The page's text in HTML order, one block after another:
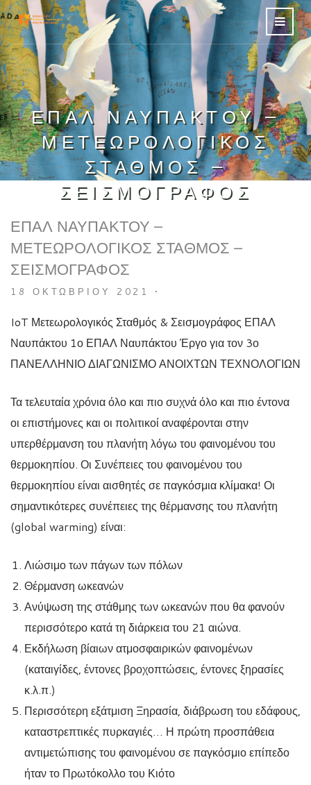
ΕΠΑΛ ΝΑΥΠΑΚΤΟΥ –
ΜΕΤΕΩΡΟΛΟΓΙΚΟΣ
ΣΤΑΘΜΟΣ –
ΣΕΙΣΜΟΓΡΑΦΟΣ
ΕΠΑΛ ΝΑΥΠΑΚΤΟΥ –
ΜΕΤΕΩΡΟΛΟΓΙΚΟΣ ΣΤΑΘΜΟΣ –
ΣΕΙΣΜΟΓΡΑΦΟΣ
18 ΟΚΤΩΒΡΊΟΥ 2021 •
IoT Μετεωρολογικός Σταθμός & Σεισμογράφος ΕΠΑΛ
Ναυπάκτου 1ο ΕΠΑΛ Ναυπάκτου Έργο για τον 3ο
ΠΑΝΕΛΛΗΝΙΟ ΔΙΑΓΩΝΙΣΜΟ ΑΝΟΙΧΤΩΝ ΤΕΧΝΟΛΟΓΙΩΝ
Τα τελευταία χρόνια όλο και πιο συχνά όλο και πιο έντονα
οι επιστήμονες και οι πολιτικοί αναφέρονται στην
υπερθέρμανση του πλανήτη λόγω του φαινομένου του
θερμοκηπίου. Οι Συνέπειες του φαινομένου του
θερμοκηπίου είναι αισθητές σε παγκόσμια κλίμακα! Οι
σημαντικότερες συνέπειες της θέρμανσης του πλανήτη
(global warming) είναι:
Λιώσιμο των πάγων των πόλων
Θέρμανση ωκεανών
Ανύψωση της στάθμης των ωκεανών που θα φανούν
περισσότερο κατά τη διάρκεια του 21 αιώνα.
Εκδήλωση βίαιων ατμοσφαιρικών φαινομένων
(καταιγίδες, έντονες βροχοπτώσεις, έντονες ξηρασίες
κ.λ.π.)
Περισσότερη εξάτμιση Ξηρασία, διάβρωση του εδάφους,
καταστρεπτικές πυρκαγιές… Η πρώτη προσπάθεια
αντιμετώπισης του φαινομένου σε παγκόσμιο επίπεδο
ήταν το Πρωτόκολλο του Κιότο